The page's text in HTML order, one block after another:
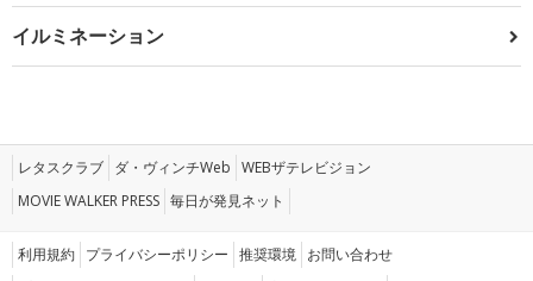
イルミネーション
レタスクラブ ダ・ヴィンチWeb WEBザテレビジョン
MOVIE WALKER PRESS 毎日が発見ネット
利用規約 プライバシーポリシー 推奨環境 お問い合わせ